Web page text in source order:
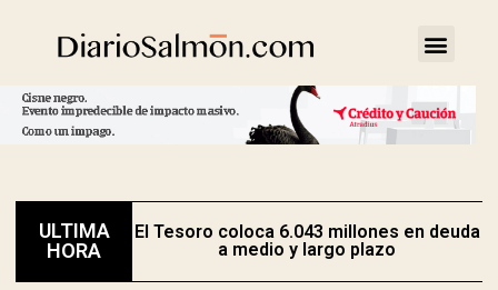
ULTIMA
HORA
El Tesoro coloca 6.043 millones en deuda
a medio y largo plazo